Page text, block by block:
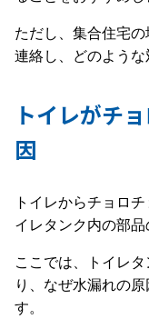
ただし、集合住宅
連絡し、どのような
トイレがチ
因
トイレからチョロ
イレタンク内の部品
ここでは、トイレ
り、なぜ水漏れの
す。